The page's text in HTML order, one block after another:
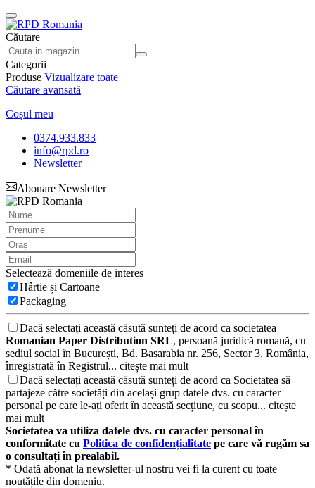
Căutare
Categorii
Produse Vizualizare toate
Căutare avansată
Coșul meu
0374.933.833
info@rpd.ro
Newsletter
Abonare Newsletter
Selectează domeniile de interes
Hârtie și Cartoane
Packaging
Dacă selectați această căsută sunteți de acord ca societatea
Romanian Paper Distribution SRL, persoană juridică romană, cu
sediul social în București, Bd. Basarabia nr. 256, Sector 3, România,
înregistrată în Registrul... citește mai mult
Dacă selectați această căsută sunteți de acord ca Societatea să
partajeze către societăți din același grup datele dvs. cu caracter
personal pe care le-ați oferit în această secțiune, cu scopu... citește
mai mult
Societatea va utiliza datele dvs. cu caracter personal în
conformitate cu Politica de confidențialitate pe care vă rugăm sa
o consultați în prealabil.
* Odată abonat la newsletter-ul nostru vei fi la curent cu toate
noutățile din domeniu.